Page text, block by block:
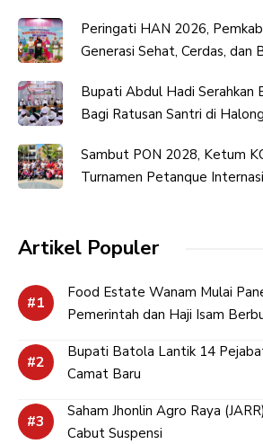
Peringati HAN 2026,
Generasi Sehat, Cerdas, dan
Bupati Abdul Hadi Serahkan
Bagi Ratusan Santri di
Sambut PON 2028, Ketum
Turnamen Petanque
Artikel Populer
Food Estate Wanam Mulai
Pemerintah dan Haji Isam
Bupati Batola Lantik 14
Camat Baru
Saham Jhonlin Agro Raya
Cabut Suspensi